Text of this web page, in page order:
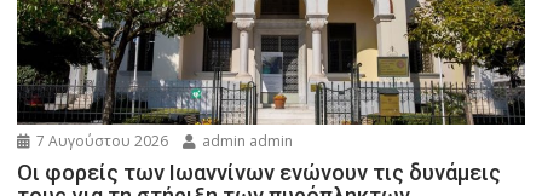
7 Αυγούστου 2026 admin admin
Οι φορείς των Ιωαννίνων ενώνουν τις δυνάμεις